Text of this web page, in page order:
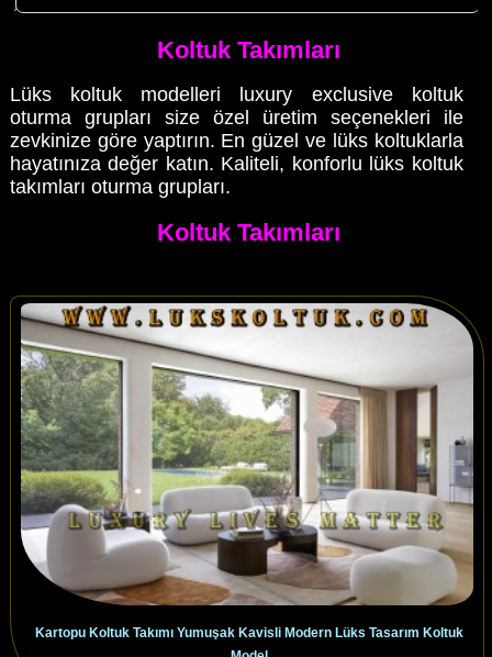
Koltuk Takımları
Lüks koltuk modelleri luxury exclusive koltuk
oturma grupları size özel üretim seçenekleri ile
zevkinize göre yaptırın. En güzel ve lüks koltuklarla
hayatınıza değer katın. Kaliteli, konforlu lüks koltuk
takımları oturma grupları.
Koltuk Takımları
Kartopu Koltuk Takımı Yumuşak Kavisli Modern Lüks Tasarım Koltuk